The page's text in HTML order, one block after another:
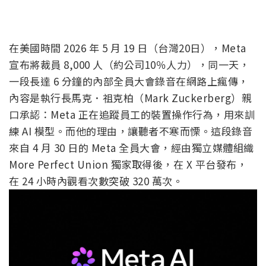
在美國時間 2026 年 5 月 19 日（台灣20日），Meta
宣布將裁員 8,000 人（約公司10％人力），同一天，
一段長達 6 分鐘的內部全員大會錄音在網路上瘋傳，
內容是執行長馬克．祖克柏（Mark Zuckerberg）親
口承認：Meta 正在追蹤員工的裝置操作行為，用來訓
練 AI 模型。而他的理由，讓聽者不寒而慄。這段錄音
來自 4 月 30 日的 Meta 全員大會，經由獨立媒體組織
More Perfect Union 獨家取得後，在 X 平台發布，
在 24 小時內觀看次數突破 320 萬次。